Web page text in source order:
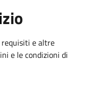
requisiti e altre
e le condizioni di